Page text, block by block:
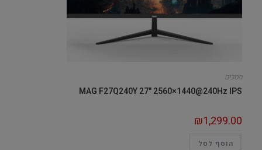
מסכים
MAG F27Q240Y 27" 2560×1440@240Hz IPS
₪1,299.00
הוסף לסל